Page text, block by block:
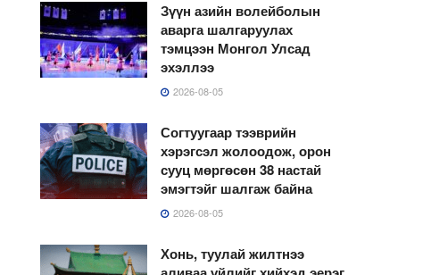
Зүүн азийн волейболын
аварга шалгаруулах
тэмцээн Монгол Улсад
эхэллээ
2026-08-05
Согтуугаар тээврийн
хэрэгсэл жолоодож, орон
сууц мөргөсөн 38 настай
эмэгтэйг шалгаж байна
2026-08-05
Хонь, туулай жилтнээ